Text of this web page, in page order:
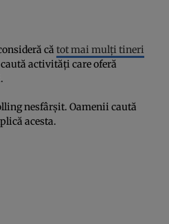
că tot mai mulți tineri
activități care oferă
nesfârșit. Oamenii caută
acesta.